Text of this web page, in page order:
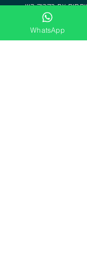
את בקבוק היין
הלגימות מגיעות
ומגישים את עשרת
WhatsApp